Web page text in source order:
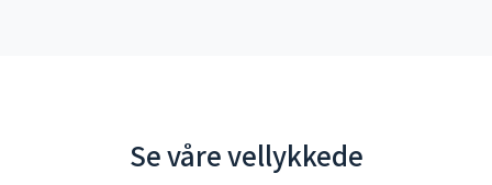
kundeopplevelser